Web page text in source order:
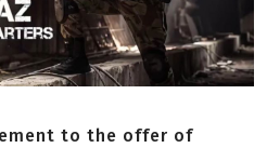
to the offer of